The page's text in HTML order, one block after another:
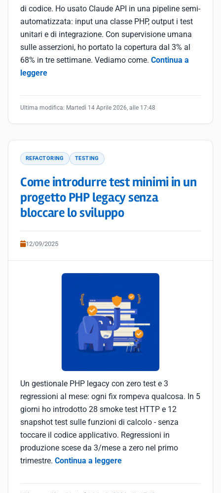
di codice. Ho usato Claude API in una pipeline semi-
automatizzata: input una classe PHP, output i test
unitari e di integrazione. Con supervisione umana
sulle asserzioni, ho portato la copertura dal 3% al
68% in tre settimane. Vediamo come. Continua a
leggere
Ultima modifica: Martedì 14 Aprile 2026, alle 17:48
REFACTORING TESTING
Come introdurre test minimi in un
progetto PHP legacy senza
bloccare lo sviluppo
12/09/2025
Un gestionale PHP legacy con zero test e 3
regressioni al mese: ogni fix rompeva qualcosa. In 5
giorni ho introdotto 28 smoke test HTTP e 12
snapshot test sulle funzioni di calcolo - senza
toccare il codice applicativo. Regressioni in
produzione scese da 3/mese a zero nel primo
trimestre. Continua a leggere